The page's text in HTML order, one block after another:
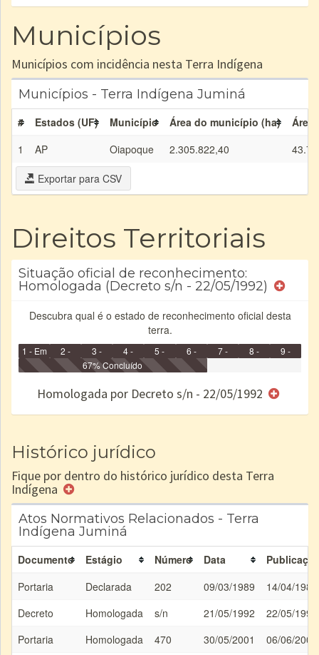
Municípios
Municípios com incidência nesta Terra Indígena
Municípios - Terra Indígena Juminá
# Estados (UF) Município Área do município (ha)
Área
1
AP Oiapoque 2.305.822,40
Exportar para CSV
Direitos Territoriais
Situação oficial de reconhecimento:
Homologada (Decreto s/n - 22/05/1992)
Descubra qual é o estado de reconhecimento oficial desta
terra.
1 - Em
Identificação
2 -
Identificada
3 -
Declarada
4 -
Reservada
5 -
Homologada
6 -
Registrada
e/ou
7 -
8 -
9 -
67% Concluído
Homologada por Decreto s/n - 22/05/1992
Histórico jurídico
Fique por dentro do histórico jurídico desta Terra
Indígena
Atos Normativos Relacionados - Terra
Indígena Juminá
Documento Estágio Número Data
Portaria
Declarada 202 09/03/1989
14/04/1989
Decreto
Homologada s/n 21/05/1992
22/05/1992
Portaria
Homologada 470 30/05/2001 06/06/2001